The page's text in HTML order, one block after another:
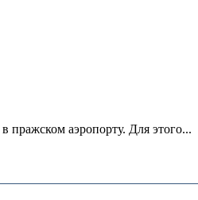
аэропорту. Для этого...